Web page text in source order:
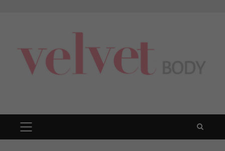
PRIMARY
MENU